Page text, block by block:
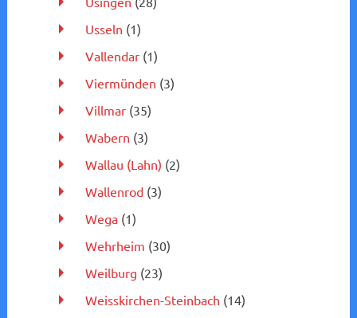
Usseln (1)
Vallendar(1)
Viermünden (3)
Villmar(35)
Wabern (3)
Wallau (Lahn) (2)
Wallenrod(3)
Wega(1)
Wehrheim (30)
Weilburg (23)
Weisskirchen-Steinbach (14)